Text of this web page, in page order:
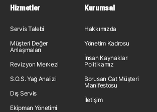
Hizmetler
Servis Talebi
Müşteri Değer
Anlaşmaları
Revizyon Merkezi
S.O.S. Yağ Analizi
Dış Servis
Ekipman Yönetimi
Kurumsal
Hakkımızda
Yönetim Kadrosu
İnsan Kaynakları
Politikamız
Borusan Cat Müşteri
Manifestosu
İletişim